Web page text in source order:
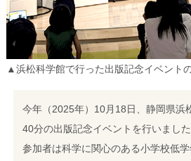
▲浜松科学館で行った出版記念イベント
今年（2025年）10月18日、静岡県浜
40分の出版記念イベントを行いました
参加者は科学に関心のある小学校低